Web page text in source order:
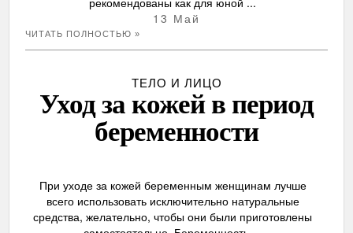
13 Май
ЧИТАТЬ ПОЛНОСТЬЮ »
ТЕЛО И ЛИЦО
Уход за кожей в период
беременности
При уходе за кожей беременным женщинам лучше
всего использовать исключительно натуральные
средства, желательно, чтобы они были приготовлены